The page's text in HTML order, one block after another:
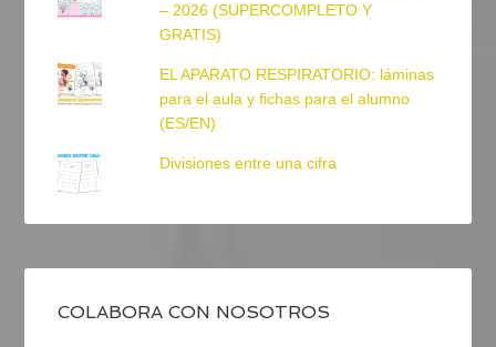
– 2026 (SUPERCOMPLETO Y
GRATIS)
EL APARATO RESPIRATORIO: láminas
para el aula y fichas para el alumno
(ES/EN)
Divisiones entre una cifra
COLABORA CON NOSOTROS